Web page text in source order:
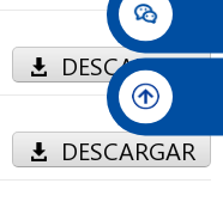
DESCARGAR
DESCARGAR